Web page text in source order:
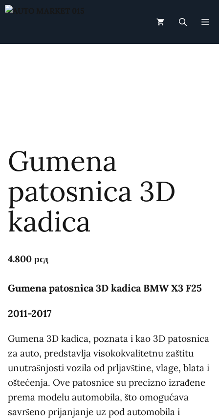
Skip
Gumena
patosnica 3D
kadica
4.800 рсд
Gumena patosnica 3D kadica BMW X3 F25
2011-2017
Gumena 3D kadica, poznata i kao 3D patosnica
za auto, predstavlja visokokvalitetnu zaštitu
unutrašnjosti vozila od prljavštine, vlage, blata i
oštećenja. Ove patosnice su precizno izrađene
prema modelu automobila, što omogućava
savršeno prijanjanje uz pod automobila i